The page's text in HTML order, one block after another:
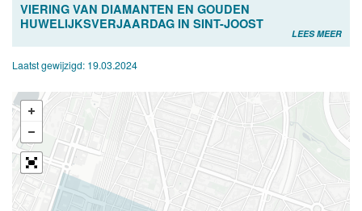
VIERING VAN DIAMANTEN EN GOUDEN
HUWELIJKSVERJAARDAG IN SINT-JOOST
LEES MEER
Laatst gewijzigd: 19.03.2024